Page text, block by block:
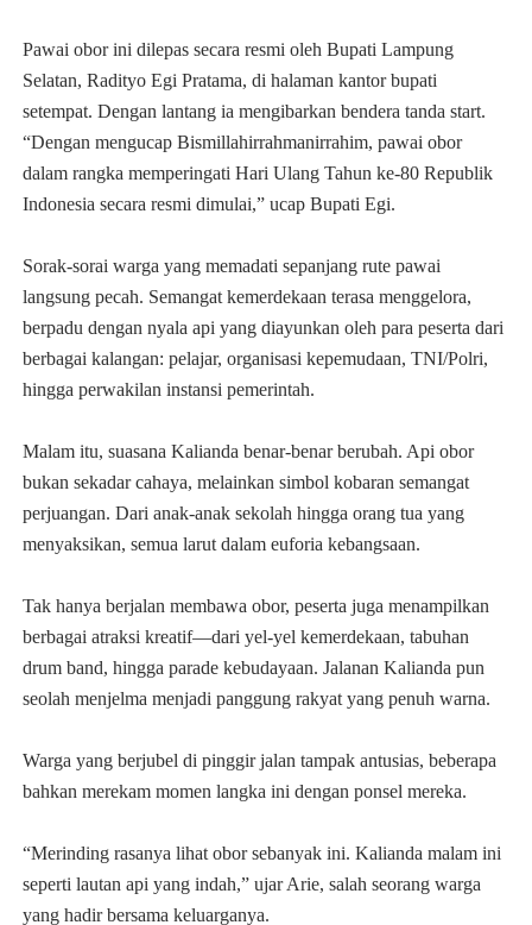
Pawai obor ini dilepas secara resmi oleh Bupati Lampung
Selatan, Radityo Egi Pratama, di halaman kantor bupati
setempat. Dengan lantang ia mengibarkan bendera tanda start.
“Dengan mengucap Bismillahirrahmanirrahim, pawai obor
dalam rangka memperingati Hari Ulang Tahun ke-80 Republik
Indonesia secara resmi dimulai,” ucap Bupati Egi.
Sorak-sorai warga yang memadati sepanjang rute pawai
langsung pecah. Semangat kemerdekaan terasa menggelora,
berpadu dengan nyala api yang diayunkan oleh para peserta dari
berbagai kalangan: pelajar, organisasi kepemudaan, TNI/Polri,
hingga perwakilan instansi pemerintah.
Malam itu, suasana Kalianda benar-benar berubah. Api obor
bukan sekadar cahaya, melainkan simbol kobaran semangat
perjuangan. Dari anak-anak sekolah hingga orang tua yang
menyaksikan, semua larut dalam euforia kebangsaan.
Tak hanya berjalan membawa obor, peserta juga menampilkan
berbagai atraksi kreatif—dari yel-yel kemerdekaan, tabuhan
drum band, hingga parade kebudayaan. Jalanan Kalianda pun
seolah menjelma menjadi panggung rakyat yang penuh warna.
Warga yang berjubel di pinggir jalan tampak antusias, beberapa
bahkan merekam momen langka ini dengan ponsel mereka.
“Merinding rasanya lihat obor sebanyak ini. Kalianda malam ini
seperti lautan api yang indah,” ujar Arie, salah seorang warga
yang hadir bersama keluarganya.